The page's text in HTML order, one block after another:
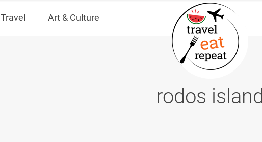
Travel Art & Culture
rodos island